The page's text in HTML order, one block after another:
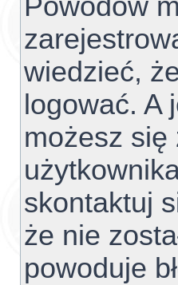
Powodów
wiedzieć,
logować. A
możesz się
skontaktuj
że nie
powoduje